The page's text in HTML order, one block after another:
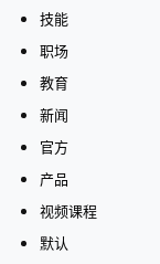
技能
职场
教育
新闻
官方
产品
视频课程
默认